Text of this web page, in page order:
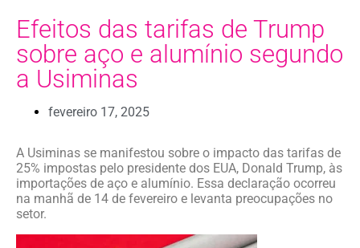
Efeitos das tarifas de Trump
sobre aço e alumínio segundo
a Usiminas
fevereiro 17, 2025
A Usiminas se manifestou sobre o impacto das tarifas de
25% impostas pelo presidente dos EUA, Donald Trump, às
importações de aço e alumínio. Essa declaração ocorreu
na manhã de 14 de fevereiro e levanta preocupações no
setor.